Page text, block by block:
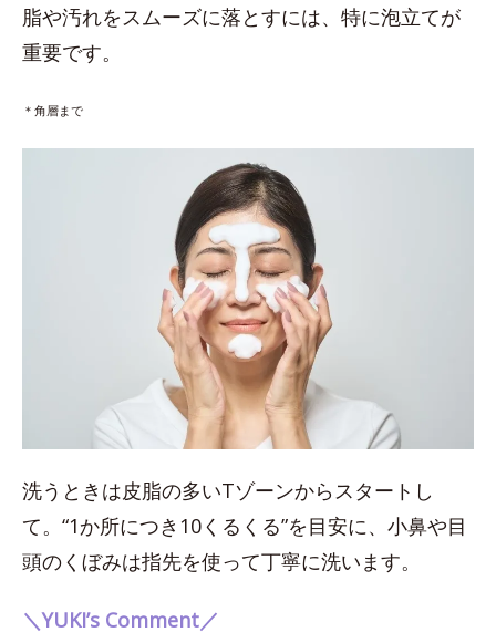
脂や汚れをスムーズに落とすには、特に泡立てが
重要です。
＊角層まで
洗うときは皮脂の多いTゾーンからスタートし
て。“1か所につき10くるくる”を目安に、小鼻や目
頭のくぼみは指先を使って丁寧に洗います。
＼YUKI’s Comment／